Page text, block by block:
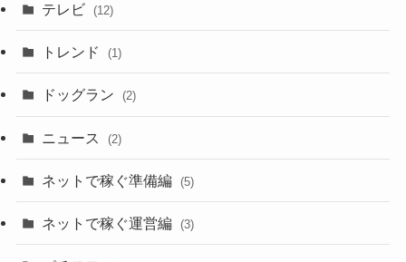
テレビ (12)
トレンド (1)
ドッグラン (2)
ニュース (2)
ネットで稼ぐ準備編 (5)
ネットで稼ぐ運営編 (3)